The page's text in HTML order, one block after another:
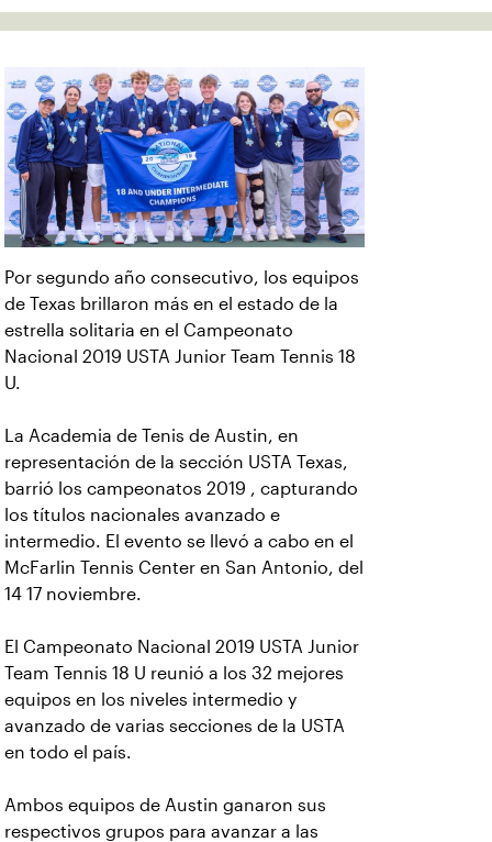
Por segundo año consecutivo, los equipos
de Texas brillaron más en el estado de la
estrella solitaria en el Campeonato
Nacional 2019 USTA Junior Team Tennis 18
U.
La Academia de Tenis de Austin, en
representación de la sección USTA Texas,
barrió los campeonatos 2019 , capturando
los títulos nacionales avanzado e
intermedio. El evento se llevó a cabo en el
McFarlin Tennis Center en San Antonio, del
14 17 noviembre.
El Campeonato Nacional 2019 USTA Junior
Team Tennis 18 U reunió a los 32 mejores
equipos en los niveles intermedio y
avanzado de varias secciones de la USTA
en todo el país.
Ambos equipos de Austin ganaron sus
respectivos grupos para avanzar a las